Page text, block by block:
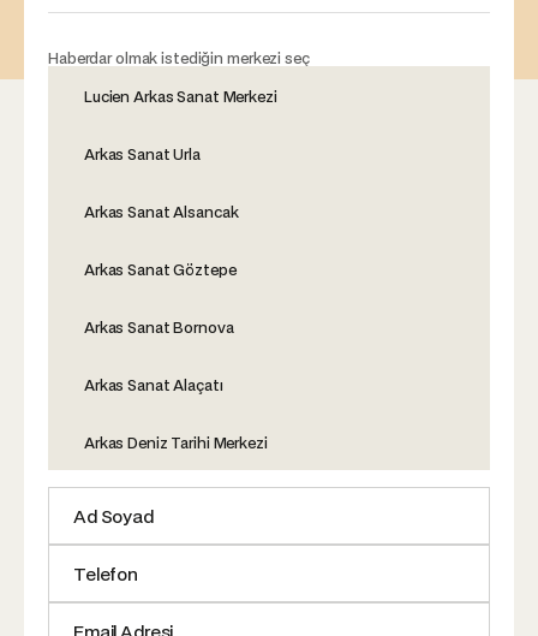
Haberdar olmak istediğin merkezi seç
Lucien Arkas Sanat Merkezi
Arkas Sanat Urla
Arkas Sanat Alsancak
Arkas Sanat Göztepe
Arkas Sanat Bornova
Arkas Sanat Alaçatı
Arkas Deniz Tarihi Merkezi